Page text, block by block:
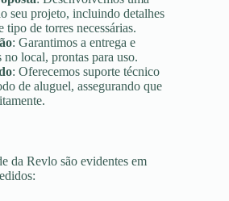
seu projeto, incluindo detalhes
tipo de torres necessárias.
: Garantimos a entrega e
no local, prontas para uso.
: Oferecemos suporte técnico
de aluguel, assegurando que
da Revlo são evidentes em